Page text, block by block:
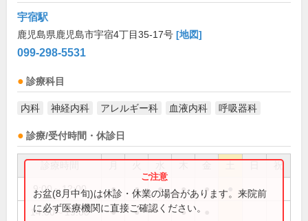
宇宿駅
鹿児島県鹿児島市宇宿4丁目35-17号 [地図]
099-298-5531
診療科目
内科 神経内科 アレルギー科 血液内科 呼吸器科
診療/受付時間・休診日
祝
9:00～12:00 ● ● ● ● ●
14:00～19:00 ● ● ●
お盆(8月中旬)は休診・休業の場合があります。来院前
に必ず医療機関に直接ご確認ください。